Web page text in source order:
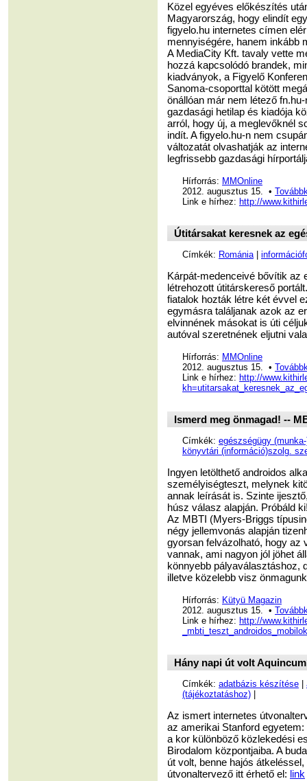
Közel egyéves előkészítés
Magyarország, hogy elindít
figyelo.hu internetes címen
mennyiségére, hanem inkább
A MediaCity Kft. tavaly vette
hozzá kapcsolódó brandek,
kiadványok, a Figyelő
Sanoma-csoporttal kötött
önállóan már nem létező
gazdasági hetilap és kiadója
arról, hogy új, a meglevőknél
indít. A figyelo.hu-n nem
változatát olvashatják az
legfrissebb gazdasági
Hírforrás: MMOnline
2012. augusztus 15. •
Link e hírhez: http://
Útitársakat keresnek az
Címkék: Románia|
Kárpát-medenceivé bővítik az
létrehozott útitárskereső
fiatalok hozták létre két évvel
egymásra találjanak azok az
elvinnének másokat is úti
autóval szeretnének eljutni
Hírforrás: MMOnline
2012. augusztus 15. •
Link e hírhez: http://
Ismerd meg önmagad! --
Címkék: egészségügy
könyvtári (információ)szolg.
Ingyen letölthető androidos
személyiségteszt, melynek
annak leírását is. Szinte
húsz válasz alapján. Próbáld
Az MBTI (Myers-Briggs
négy jellemvonás alapján
gyorsan felvázolható, hogy az
vannak, ami nagyon jól jöhet
könnyebb pályaválasztáshoz,
illetve közelebb visz
Hírforrás: Kütyü Magazin
2012. augusztus 15. •
Link e hírhez: http://
Hány napi út volt
Címkék: adatbázis készítése
(tájékoztatáshoz)
Az ismert internetes
az amerikai Stanford
a kor különböző közlekedési
Birodalom központjaiba. A
út volt, benne hajós
útvonaltervező itt érhető el: link